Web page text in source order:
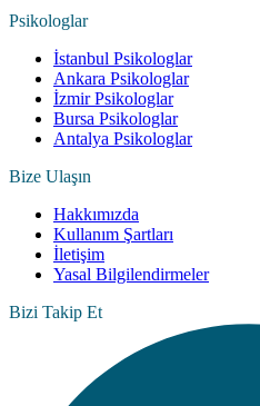
Psikologlar
İstanbul Psikologlar
Ankara Psikologlar
İzmir Psikologlar
Bursa Psikologlar
Antalya Psikologlar
Bize Ulaşın
Hakkımızda
Kullanım Şartları
İletişim
Yasal Bilgilendirmeler
Bizi Takip Et